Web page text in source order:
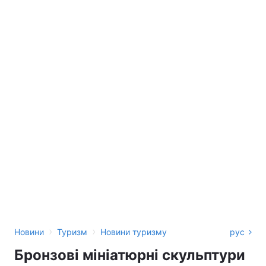
Новини › Туризм › Новини туризму рус
Бронзові мініатюрні скульптури